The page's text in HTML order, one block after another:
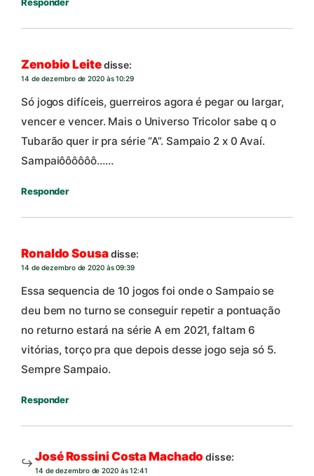
Zenobio Leitedisse:
14 de dezembro de 2020 às 10:29
Só jogos difíceis, guerreiros agora é pegar ou largar,
vencer e vencer. Mais o Universo Tricolor sabe q o
Tubarão quer ir pra série “A”. Sampaio 2 x 0 Avaí.
Sampaiôôôôôô……
Responder
Ronaldo Sousadisse:
14 de dezembro de 2020 às 09:39
Essa sequencia de 10 jogos foi onde o Sampaio se
deu bem no turno se conseguir repetir a pontuação
no returno estará na série A em 2021, faltam 6
vitórias, torço pra que depois desse jogo seja só 5.
Sempre Sampaio.
Responder
José Rossini Costa Machado disse:
14 de dezembro de 2020 às 12:41